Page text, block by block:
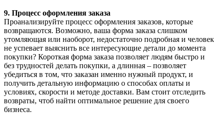
9. Процесс оформления заказа
Проанализируйте процесс оформления заказов, которые
возвращаются. Возможно, ваша форма заказа слишком
утомляющая или наоборот, недостаточно подробная и человек
не успевает выяснить все интересующие детали до момента
покупки? Короткая форма заказа позволяет людям быстро и
без трудностей делать покупки, а длинная – позволяет
убедиться в том, что заказан именно нужный продукт, и
получить детальную информацию о способах оплаты и
условиях, скорости и методе доставки. Вам стоит отследить
возвраты, чтоб найти оптимальное решение для своего
бизнеса.